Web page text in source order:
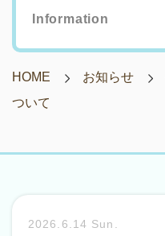
Information
HOME お知らせ
ついて
2026.6.14 Sun.